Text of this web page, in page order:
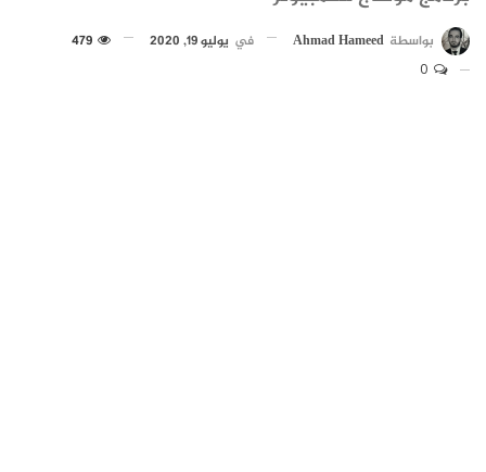
بواسطة Ahmad Hameed في يوليو 19, 2020